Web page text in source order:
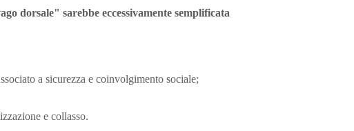
dorsale" sarebbe eccessivamente semplificata
a sicurezza e coinvolgimento sociale;
e collasso.